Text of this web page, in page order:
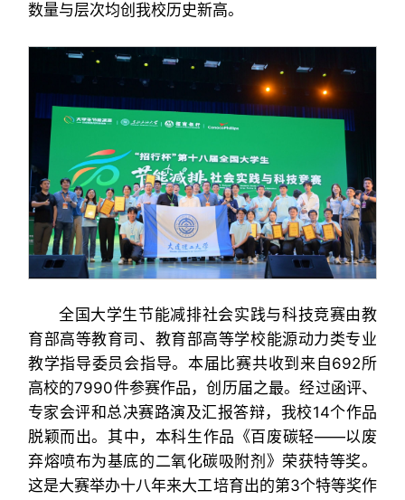
数量与层次均创我校历史新高。
全国大学生节能减排社会实践与科技竞赛由教
育部高等教育司、教育部高等学校能源动力类专业
教学指导委员会指导。本届比赛共收到来自692所
高校的7990件参赛作品，创历届之最。经过函评、
专家会评和总决赛路演及汇报答辩，我校14个作品
脱颖而出。其中，本科生作品《百废碳轻——以废
弃熔喷布为基底的二氧化碳吸附剂》荣获特等奖。
这是大赛举办十八年来大工培育出的第3个特等奖作